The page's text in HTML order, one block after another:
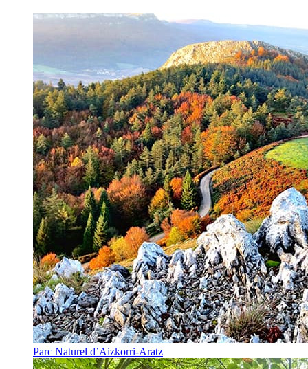
Parc Naturel d’Aizkorri-Aratz